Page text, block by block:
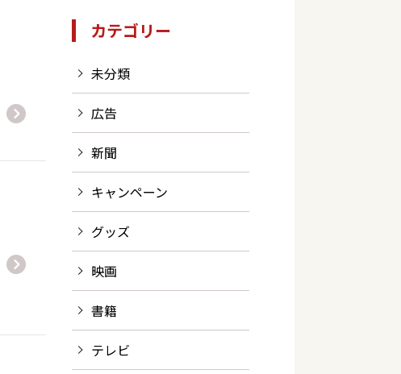
カテゴリー
未分類
広告
新聞
キャンペーン
グッズ
映画
書籍
テレビ